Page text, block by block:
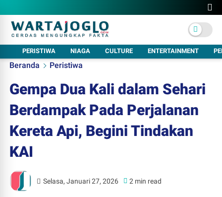
PERISTIWA NIAGA CULTURE ENTERTAINMENT
Beranda Peristiwa
Gempa Dua Kali dalam Sehari
Berdampak Pada Perjalanan
Kereta Api, Begini Tindakan
KAI
Selasa, Januari 27, 2026 2 min read